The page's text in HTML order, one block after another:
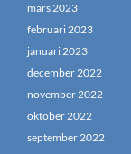
mars 2023
februari 2023
januari 2023
december 2022
november 2022
oktober 2022
september 2022